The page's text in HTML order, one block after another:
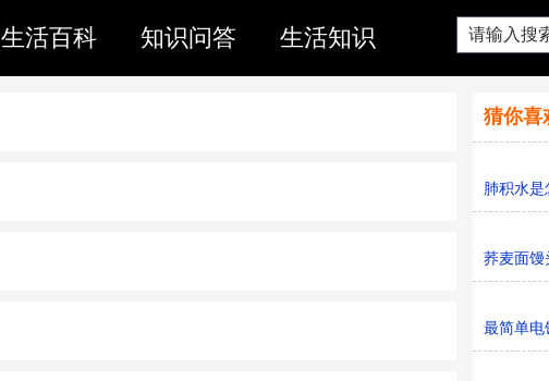
生活百科 知识问答 生活知识
猜你喜
肺积水是
荞麦面馒
最简单电